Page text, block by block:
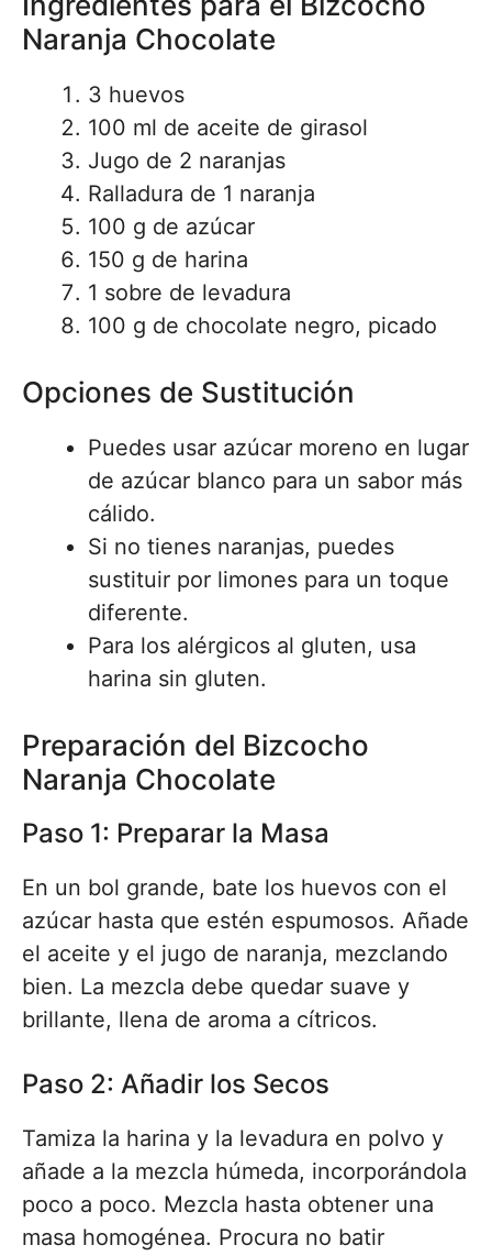
Naranja Chocolate
3 huevos
100 ml de aceite de girasol
Jugo de 2 naranjas
Ralladura de 1 naranja
100 g de azúcar
150 g de harina
1 sobre de levadura
100 g de chocolate negro, picado
Opciones de Sustitución
Puedes usar azúcar moreno en lugar
de azúcar blanco para un sabor más
cálido.
Si no tienes naranjas, puedes
sustituir por limones para un toque
diferente.
Para los alérgicos al gluten, usa
harina sin gluten.
Preparación del Bizcocho
Naranja Chocolate
Paso 1: Preparar la Masa
En un bol grande, bate los huevos con el
azúcar hasta que estén espumosos. Añade
el aceite y el jugo de naranja, mezclando
bien. La mezcla debe quedar suave y
brillante, llena de aroma a cítricos.
Paso 2: Añadir los Secos
Tamiza la harina y la levadura en polvo y
añade a la mezcla húmeda, incorporándola
poco a poco. Mezcla hasta obtener una
masa homogénea. Procura no batir